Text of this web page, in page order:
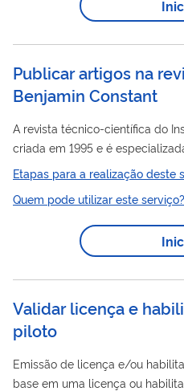
Publicar artigos na
Benjamin Constant
A revista técnico-científica do
criada em 1995 e é
deficiência visual; deficiência
deficiências e à surdocegueira.
trabalhos inéditos, de autores
contribuam para o
pensamento crítico e da
deficiência visual...
Etapas para a realização deste
Quem pode utilizar este serviço?
Validar licença e
piloto
Emissão de licença e/ou
base em uma licença ou